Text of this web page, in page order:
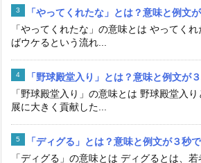
「やってくれたな」とは？意味と例文
「やってくれたな」の意味とは やってく
ばウケるという流れ...
「野球殿堂入り」とは？意味と例文が
「野球殿堂入り」の意味とは 野球殿堂入
展に大きく貢献した...
「ディグる」とは？意味と例文が３秒
「ディグる」の意味とは ディグるとは、